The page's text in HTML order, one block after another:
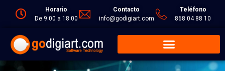
Horario
De 9:00 a 18:00
Contacto
info@godigiart.com
Teléfono
868 04 88 10